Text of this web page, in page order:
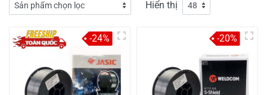
Hiển thị
-24% -20%